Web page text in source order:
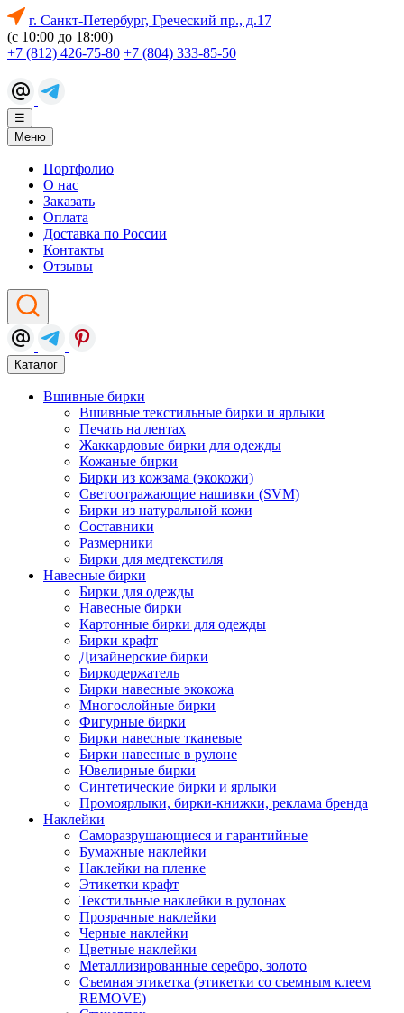
г. Санкт-Петербург, Греческий пр., д.17
(с 10:00 до 18:00)
+7 (812) 426-75-80 +7 (804) 333-85-50
☰
Меню
Портфолио
О нас
Заказать
Оплата
Доставка по России
Контакты
Отзывы
Каталог
Вшивные бирки
Вшивные текстильные бирки и ярлыки
Печать на лентах
Жаккардовые бирки для одежды
Кожаные бирки
Бирки из кожзама (экокожи)
Светоотражающие нашивки (SVM)
Бирки из натуральной кожи
Составники
Размерники
Бирки для медтекстиля
Навесные бирки
Бирки для одежды
Навесные бирки
Картонные бирки для одежды
Бирки крафт
Дизайнерские бирки
Биркодержатель
Бирки навесные экокожа
Многослойные бирки
Фигурные бирки
Бирки навесные тканевые
Бирки навесные в рулоне
Ювелирные бирки
Синтетические бирки и ярлыки
Промоярлыки, бирки-книжки, реклама бренда
Наклейки
Саморазрушающиеся и гарантийные
Бумажные наклейки
Наклейки на пленке
Этикетки крафт
Текстильные наклейки в рулонах
Прозрачные наклейки
Черные наклейки
Цветные наклейки
Металлизированные серебро, золото
Съемная этикетка (этикетки со съемным клеем
REMOVE)